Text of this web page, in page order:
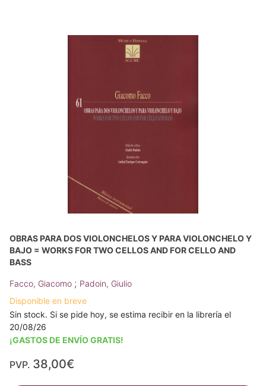
OBRAS PARA DOS VIOLONCHELOS Y PARA VIOLONCHELO Y
BAJO = WORKS FOR TWO CELLOS AND FOR CELLO AND
BASS
Facco, Giacomo ; Padoin, Giulio
Disponible en breve
Sin stock. Si se pide hoy, se estima recibir en la librería el
20/08/26
¡GASTOS DE ENVÍO GRATIS!
PVP. 38,00€